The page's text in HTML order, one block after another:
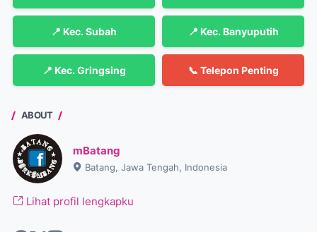
📍 Kec. Subah 📍 Kec. Banyuputih
📍 Kec. Gringsing 📞 Telepon Penting
ABOUT
mBatang
Batang, Jawa Tengah, Indonesia
Lihat profil lengkapku